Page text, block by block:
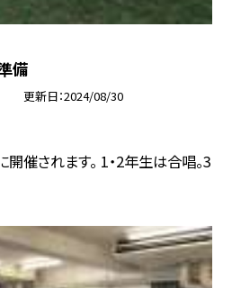
備
更新日 2024/08/30
開催されます。 1・2年生は合唱。3